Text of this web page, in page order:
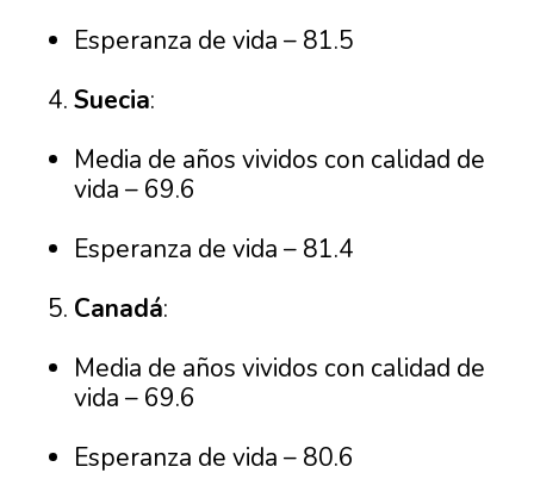
Esperanza de vida – 81.5
Suecia:
Media de años vividos con calidad de
vida – 69.6
Esperanza de vida – 81.4
Canadá:
Media de años vividos con calidad de
vida – 69.6
Esperanza de vida – 80.6